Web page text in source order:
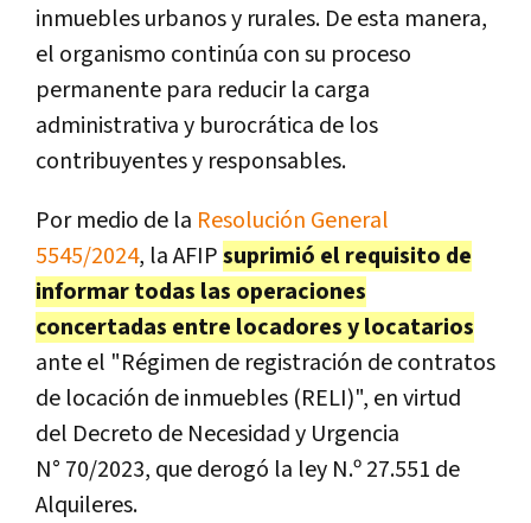
inmuebles urbanos y rurales. De esta manera,
el organismo continúa con su proceso
permanente para reducir la carga
administrativa y burocrática de los
contribuyentes y responsables.
Por medio de la Resolución General
5545/2024, la AFIPsuprimió el requisito de
informar todas las operaciones
concertadas entre locadores y locatarios
ante el "Régimen de registración de contratos
de locación de inmuebles (RELI)", en virtud
del Decreto de Necesidad y Urgencia
N° 70/2023, que derogó la ley N.º 27.551 de
Alquileres.